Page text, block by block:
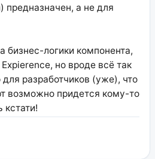
предназначен, а не для
бизнес-логики компонента,
но вроде всё так
разработчиков (уже), что
возможно придется кому-то
кстати!